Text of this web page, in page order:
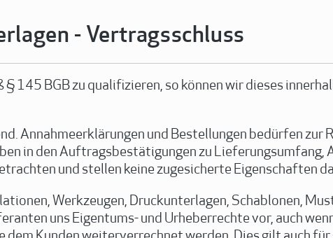
- Vertragsschluss
145 BGB zu qualifizieren, so können wir dieses
Annahmeerklärungen und Bestellungen bedürfen zur
in den Auftragsbestätigungen zu Lieferungsumfang,
und stellen keine zugesicherte Eigenschaften
Werkzeugen, Druckunterlagen, Schablonen,
uns Eigentums- und Urheberrechte vor, auch